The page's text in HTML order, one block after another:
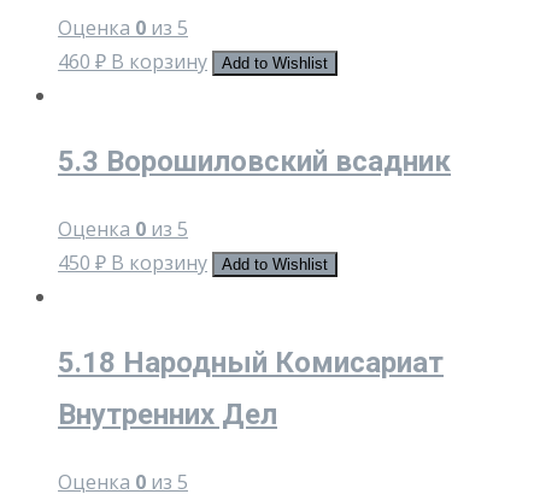
Оценка 0 из 5
460 ₽ В корзину Add to Wishlist
5.3 Ворошиловский всадник
Оценка 0 из 5
450 ₽ В корзину Add to Wishlist
5.18 Народный Комисариат
Внутренних Дел
Оценка 0 из 5